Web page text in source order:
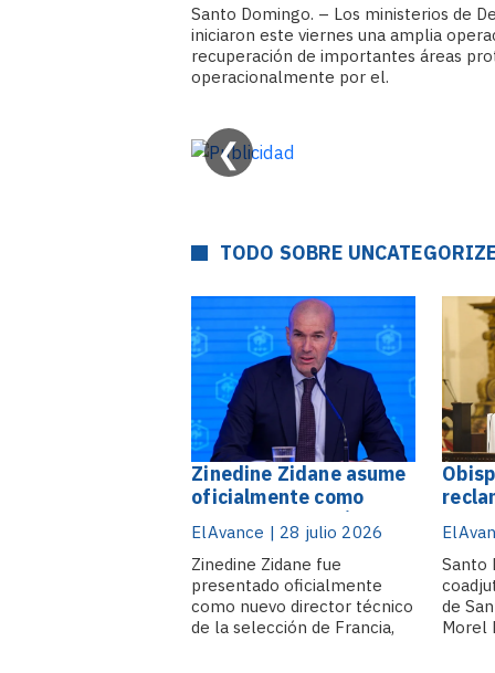
Santo Domingo. – Los ministerios de
iniciaron este viernes una amplia
recuperación de importantes áreas
operacionalmente por el.
❮
TODO SOBRE
Zinedine Zidane asume
oficialmente como
nuevo director técnico
de Francia hasta 2030
ElAvance | 28 julio 2026
Zinedine Zidane fue
presentado oficialmente
como nuevo director técnico
de la selección de Francia,
Santo
de
Morel